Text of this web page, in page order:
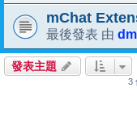
mChat
最後發表 由
發表主題
3